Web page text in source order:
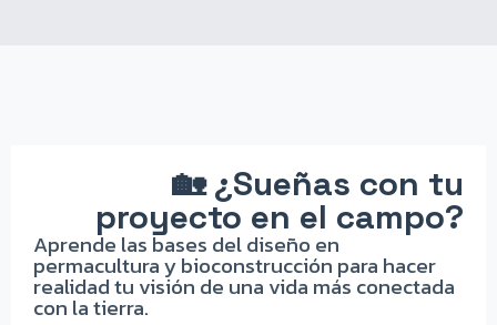
🏡 ¿Sueñas con tu
proyecto en el campo?
Aprende las bases del diseño en
permacultura y bioconstrucción para hacer
realidad tu visión de una vida más conectada
con la tierra.